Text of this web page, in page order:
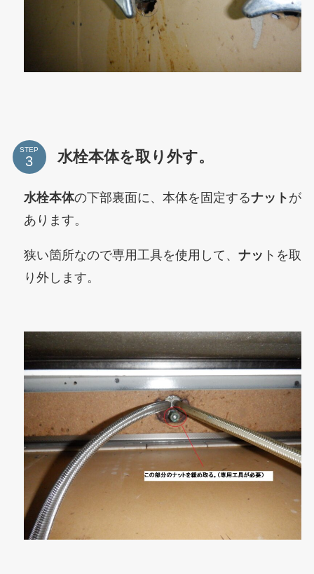
STEP 水栓本体を取り外す。
水栓本体の下部裏面に、本体を固定するナット が
あります。
狭い箇所なので専用工具を使用して、 ナッ トを取
り外します。